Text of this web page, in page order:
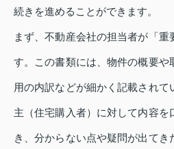
続きを進めることができます。
まず、不動産会社の担当者が「重
す。この書類には、物件の概要や
用の内訳などが細かく記載されて
主（住宅購入者）に対して内容を
き、分からない点や疑問が出てき